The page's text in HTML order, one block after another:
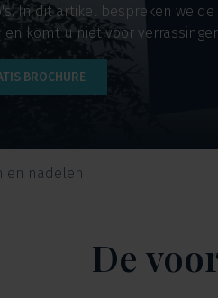
In dit artikel bespreken we
en komt u niet voor
BROCHURE
en nadelen
De